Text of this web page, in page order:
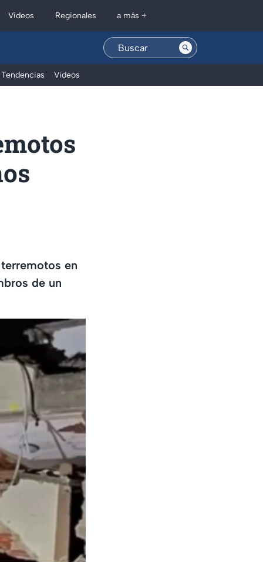
Videos Regionales a más +
Tendencias Videos
en
de un